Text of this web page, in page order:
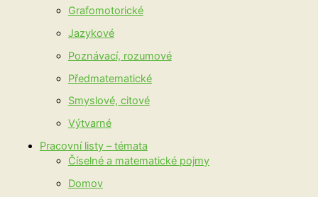
Grafomotorické
Jazykové
Poznávací, rozumové
Předmatematické
Smyslové, citové
Výtvarné
Pracovní listy – témata
Číselné a matematické pojmy
Domov